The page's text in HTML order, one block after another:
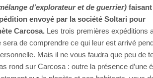
d’explorateur et de guerrier) faisant
envoyé par la société Soltari pour
Carcosa. Les trois premières expéditions
de comprendre ce qui leur est arrivé
Mais il ne vous faudra que peu de
rond sur Carcosa : outre la présence d’une